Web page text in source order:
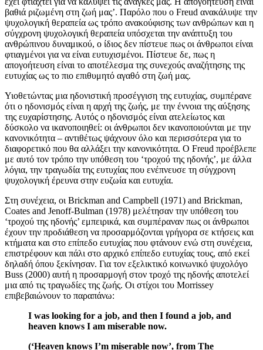
βαθιά ριζωμένη στη ζωή μας’. Παρόλο που ο Freud ανακάλυψε την
ψυχολογική θεραπεία ως τρόπο ανακούφισης των ανθρώπων και η
σύγχρονη ψυχολογική θεραπεία υπόσχεται την ανάπτυξη του
ανθρώπινου δυναμικού, ο ίδιος δεν πίστευε πως οι άνθρωποι είναι
φτιαγμένοι για να είναι ευτυχισμένοι. Πίστευε δε, πως η
απογοήτευση είναι το αποτέλεσμα της συνεχούς αναζήτησης της
ευτυχίας ως το πιο επιθυμητό αγαθό στη ζωή μας.
Υιοθετώντας μια ηδονιστική προσέγγιση της ευτυχίας, συμπέρανε
ότι ο ηδονισμός είναι η αρχή της ζωής, με την έννοια της αύξησης
της ευχαρίστησης. Αυτός ο ηδονισμός είναι ατελείωτος και
δύσκολο να ικανοποιηθεί: οι άνθρωποι δεν ικανοποιούνται με την
κανονικότητα – αντιθέτως ψάχνουν όλο και περισσότερα για το
διαφορετικό που θα αλλάξει την κανονικότητα. Ο Freud προέβλεπε
με αυτό τον τρόπο την υπόθεση του ‘τροχού της ηδονής’, με άλλα
λόγια, την τραγωδία της ευτυχίας που ενέπνευσε τη σύγχρονη
ψυχολογική έρευνα στην ευζωία και ευτυχία.
Στη συνέχεια, οι Brickman and Campbell (1971) and Brickman,
Coates and Jenoff-Bulman (1978) μελέτησαν την υπόθεση του
‘τροχού της ηδονής’ εμπειρικά, και συμπέραναν πως οι άνθρωποι
έχουν την προδιάθεση να προσαρμόζονται γρήγορα σε κτήσεις και
κτήματα και στο επίπεδο ευτυχίας που φτάνουν ενώ στη συνέχεια,
επιστρέφουν και πάλι στο αρχικό επίπεδο ευτυχίας τους, από εκεί
δηλαδή όπου ξεκίνησαν. Για τον εξελικτικό κοινωνικό ψυχολόγο
Buss (2000) αυτή η προσαρμογή στον τροχό της ηδονής αποτελεί
μια από τις τραγωδίες της ζωής. Οι στίχοι του Morrissey
επιβεβαιώνουν το παραπάνω:
Ι was looking for a job, and then I found a job, and
heaven knows I am miserable now.
(‘Heaven knows I’m miserable now’, from The